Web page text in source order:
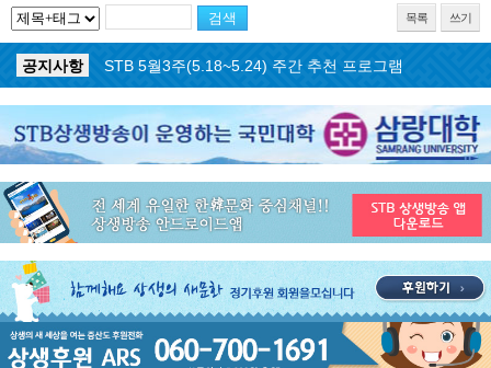
목록 쓰기
공지사항 ON AIR 서비스 장애 복구 안내
공지사항
STB 5월4주(5.25~5.31) 주간 추천 프로그램
공지사항
STB 5월3주(5.18~5.24) 주간 추천 프로그램
공지사항
STB 4월마지막주(4.27~5.3) 주간 추천 프로그램
STB 4월4주(4.20~4.26) 주간 추천 프로그램
공지사항
STB 4월2주(4.6~4.12) 주간 추천 프로그램
공지사항
STB 4월1주(3.30~4.5) 주간 추천 프로그램
공지사항
STB 3월4주(3.23~3.29) 주간 추천 프로그램